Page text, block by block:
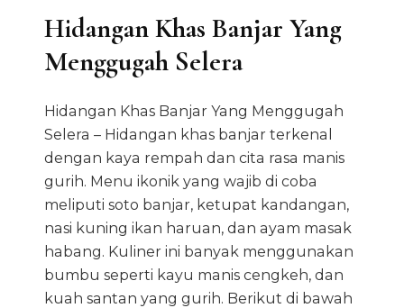
Hidangan Khas Banjar Yang
Menggugah Selera
Hidangan Khas Banjar Yang Menggugah
Selera – Hidangan khas banjar terkenal
dengan kaya rempah dan cita rasa manis
gurih. Menu ikonik yang wajib di coba
meliputi soto banjar, ketupat kandangan,
nasi kuning ikan haruan, dan ayam masak
habang. Kuliner ini banyak menggunakan
bumbu seperti kayu manis cengkeh, dan
kuah santan yang gurih. Berikut di bawah